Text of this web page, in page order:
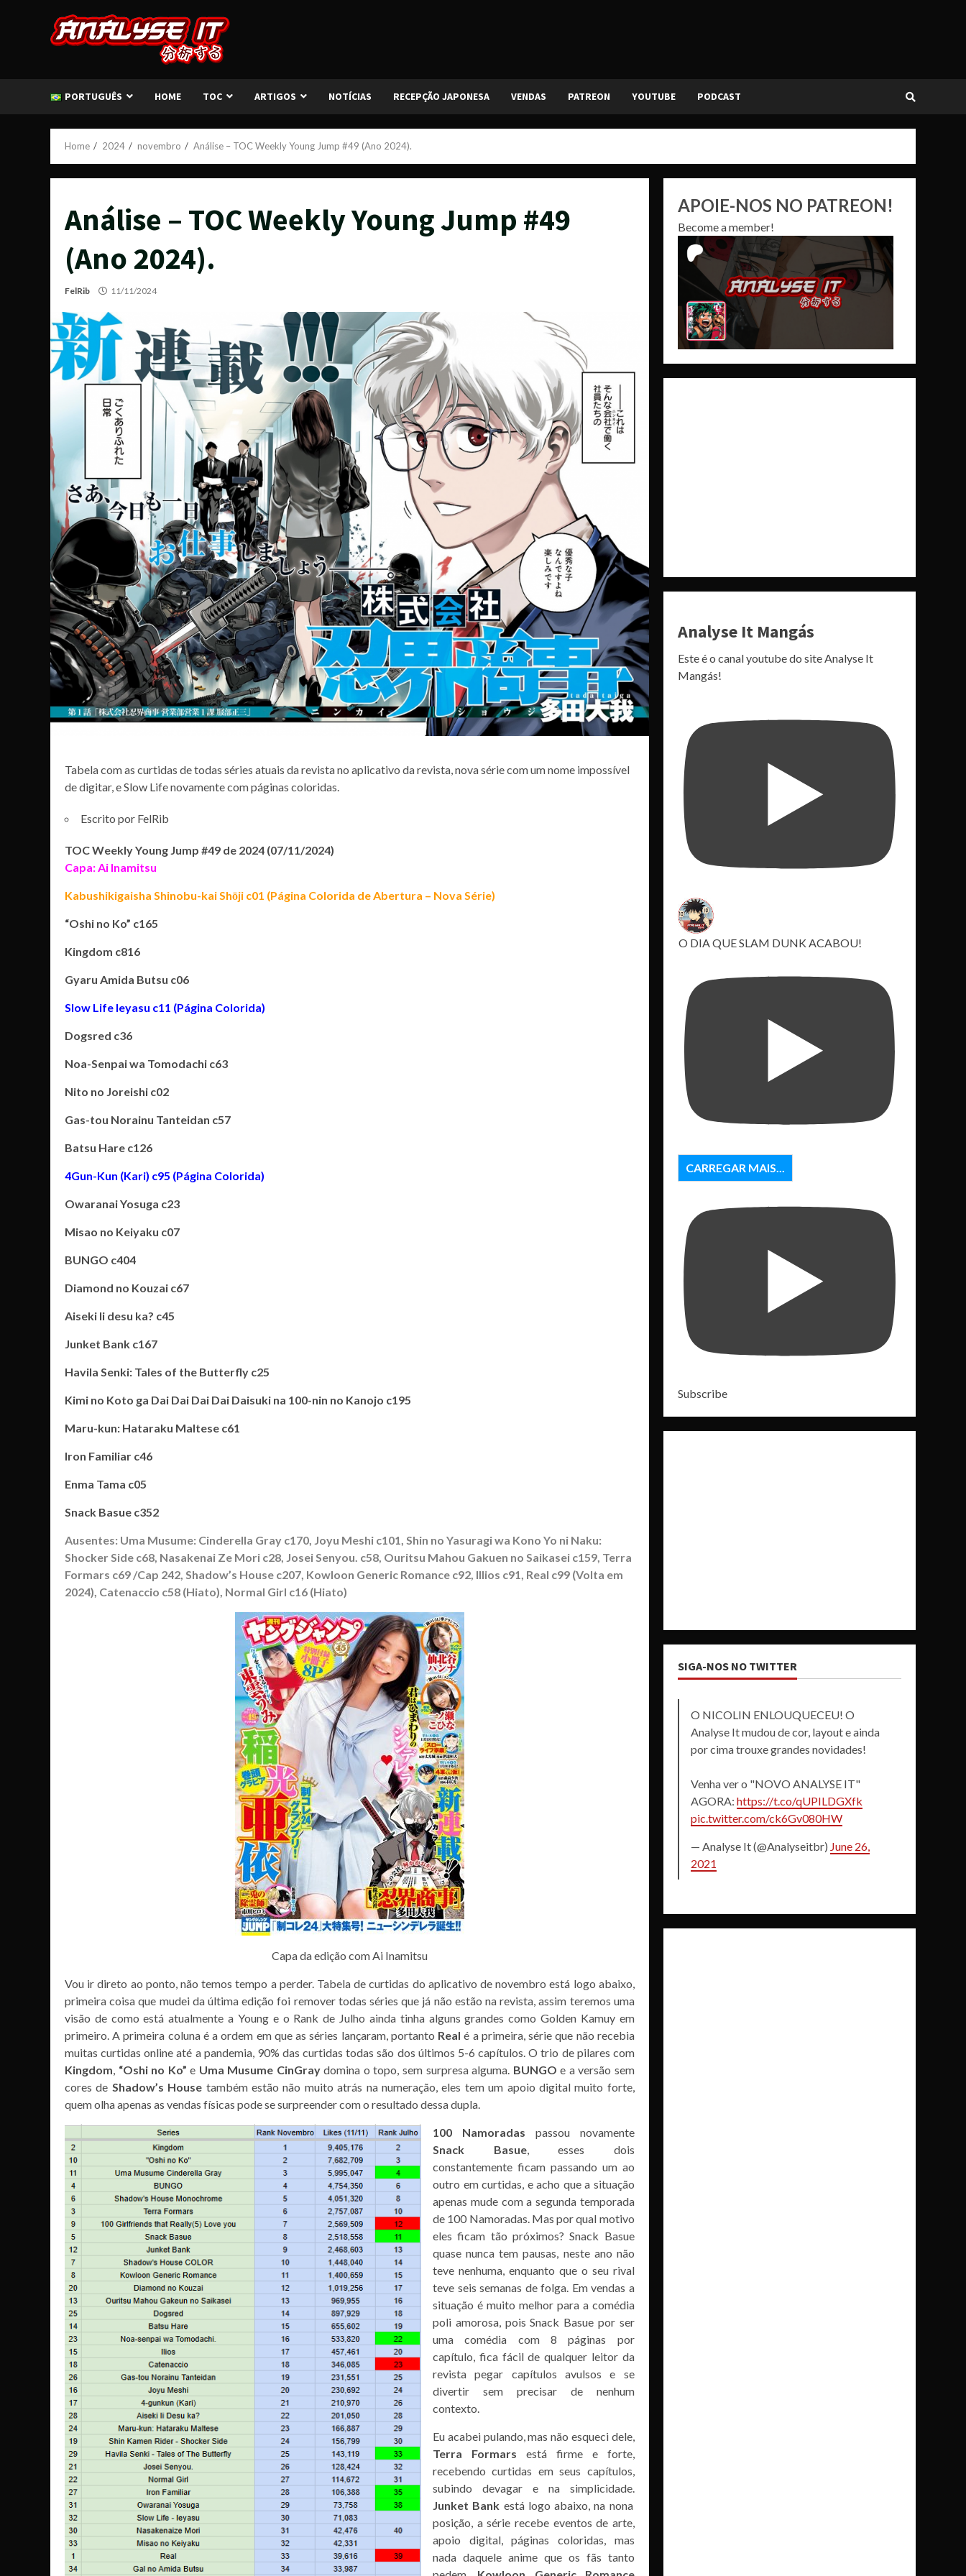
PORTUGUÊS HOME TOC ARTIGOS NOTÍCIAS RECEPÇÃO JAPONESA VENDAS PATREON YOUTUBE PODCAST
Home 2024 novembro Análise – TOC Weekly Young Jump #49 (Ano 2024).
Análise – TOC Weekly Young Jump #49
(Ano 2024).
FelRib 11/11/2024
Tabela com as curtidas de todas séries atuais da revista no aplicativo da revista, nova série com um nome impossível
de digitar, e Slow Life novamente com páginas coloridas.
Escrito por FelRib
TOC Weekly Young Jump #49 de 2024 (07/11/2024)
Capa: Ai Inamitsu
Kabushikigaisha Shinobu-kai Shōji c01 (Página Colorida de Abertura – Nova Série)
“Oshi no Ko” c165
Kingdom c816
Gyaru Amida Butsu c06
Slow Life Ieyasu c11 (Página Colorida)
Dogsred c36
Noa-Senpai wa Tomodachi c63
Nito no Joreishi c02
Gas-tou Norainu Tanteidan c57
Batsu Hare c126
4Gun-Kun (Kari) c95 (Página Colorida)
Owaranai Yosuga c23
Misao no Keiyaku c07
BUNGO c404
Diamond no Kouzai c67
Aiseki Ii desu ka? c45
Junket Bank c167
Havila Senki: Tales of the Butterfly c25
Kimi no Koto ga Dai Dai Dai Dai Daisuki na 100-nin no Kanojo c195
Maru-kun: Hataraku Maltese c61
Iron Familiar c46
Enma Tama c05
Snack Basue c352
Ausentes: Uma Musume: Cinderella Gray c170, Joyu Meshi c101, Shin no Yasuragi wa Kono Yo ni Naku:
Shocker Side c68, Nasakenai Ze Mori c28, Josei Senyou. c58, Ouritsu Mahou Gakuen no Saikasei c159, Terra
Formars c69 /Cap 242, Shadow’s House c207, Kowloon Generic Romance c92, Illios c91, Real c99 (Volta em
2024), Catenaccio c58 (Hiato), Normal Girl c16 (Hiato)
Capa da edição com Ai Inamitsu
Vou ir direto ao ponto, não temos tempo a perder. Tabela de curtidas do aplicativo de novembro está logo abaixo,
primeira coisa que mudei da última edição foi remover todas séries que já não estão na revista, assim teremos uma
visão de como está atualmente a Young e o Rank de Julho ainda tinha alguns grandes como Golden Kamuy em
primeiro. A primeira coluna é a ordem em que as séries lançaram, portanto Real é a primeira, série que não recebia
muitas curtidas online até a pandemia, 90% das curtidas todas são dos últimos 5-6 capítulos. O trio de pilares com
Kingdom “Oshi no Ko” e Uma Musume CinGraydomina o topo, sem surpresa alguma. BUNGO e a versão sem
cores de Shadow’s House também estão não muito atrás na numeração, eles tem um apoio digital muito forte,
quem olha apenas as vendas físicas pode se surpreender com o resultado dessa dupla.
100 Namoradas passou novamente
Snack Basue, esses dois
constantemente ficam passando um ao
outro em curtidas, e acho que a situação
apenas mude com a segunda temporada
de 100 Namoradas. Mas por qual motivo
eles ficam tão próximos? Snack Basue
quase nunca tem pausas, neste ano não
teve nenhuma, enquanto que o seu rival
teve seis semanas de folga. Em vendas a
situação é muito melhor para a comédia
poli amorosa, pois Snack Basue por ser
uma comédia com 8 páginas por
capítulo, fica fácil de qualquer leitor da
revista pegar capítulos avulsos e se
divertir sem precisar de nenhum
contexto.
Eu acabei pulando, mas não esqueci dele,
Terra Formars está firme e forte,
recebendo curtidas em seus capítulos,
subindo devagar e na simplicidade.
Junket Bank está logo abaixo, na nona
posição, a série recebe eventos de arte,
apoio digital, páginas coloridas, mas
nada daquele anime que os fãs tanto
APOIE-NOS NO PATREON!
Become a member!
Analyse It Mangás
Este é o canal youtube do site Analyse It
Mangás!
O DIA QUE SLAM DUNK ACABOU!
CARREGAR MAIS...
Subscribe
SIGA-NOS NO TWITTER
O NICOLIN ENLOUQUECEU! O
Analyse It mudou de cor, layout e ainda
por cima trouxe grandes novidades!
Venha ver o "NOVO ANALYSE IT"
AGORA:https://t.co/qUPILDGXfk
pic.twitter.com/ck6Gv080HW
— Analyse It (@Analyseitbr) June 26,
2021